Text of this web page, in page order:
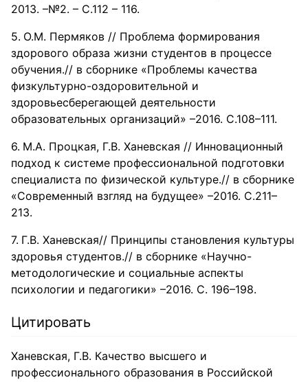
2013. –№2. – С.112 – 116.
О.М. Пермяков // Проблема формирования
здорового образа жизни студентов в процессе
обучения.// в сборнике «Проблемы качества
физкультурно-оздоровительной и
здоровьесберегающей деятельности
образовательных организаций» –2016. С.108–111.
М.А. Процкая, Г.В. Ханевская // Инновационный
подход к системе профессиональной подготовки
специалиста по физической культуре.// в сборнике
«Современный взгляд на будущее» –2016. С.211–
213.
Г.В. Ханевская// Принципы становления культуры
здоровья студентов.// в сборнике «Научно-
методологические и социальные аспекты
психологии и педагогики» –2016. С. 196–198.
Цитировать
Ханевская, Г.В. Качество высшего и
профессионального образования в Российской